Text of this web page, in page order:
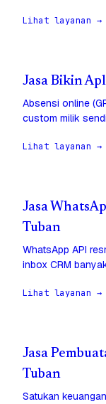
Lihat layanan →
Jasa Bikin
Absensi online
custom milik
Lihat layanan →
Jasa
Tuban
WhatsApp API
inbox CRM
Lihat layanan →
Jasa
Tuban
Satukan